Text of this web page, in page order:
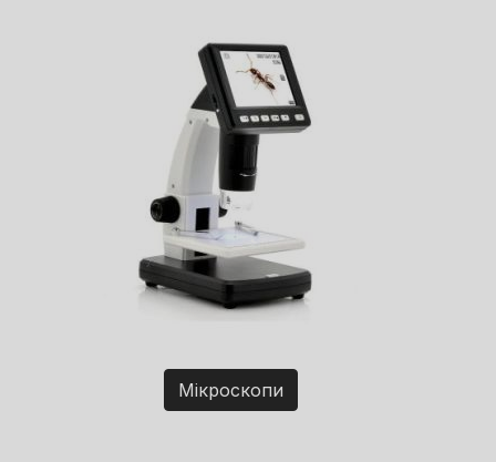
Мікроскопи